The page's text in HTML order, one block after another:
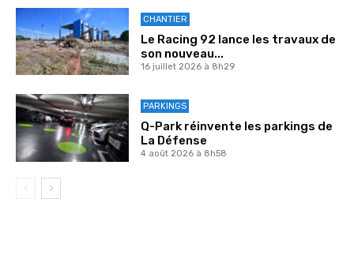
CHANTIER
Le Racing 92 lance les travaux de
son nouveau...
16 juillet 2026 à 8h29
PARKINGS
Q-Park réinvente les parkings de
La Défense
4 août 2026 à 8h58